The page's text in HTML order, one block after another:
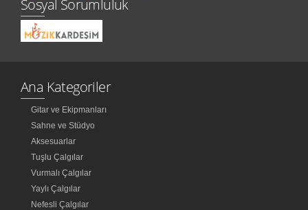
Sosyal Sorumluluk
Ana Kategoriler
Gitar ve Ekipmanları
Sahne ve Stüdyo
Aksesuarlar
Tuşlu Çalgılar
Vurmalı Çalgılar
Yaylı Çalgılar
Nefesli Çalgılar